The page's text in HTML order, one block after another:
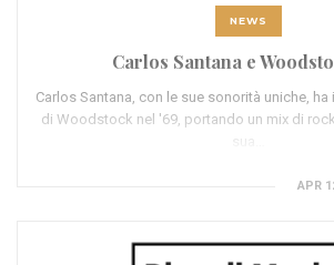
NEWS
Carlos Santana e
Carlos Santana, con le sue sonorità uniche,
di Woodstock nel '69, portando un mix di
APR